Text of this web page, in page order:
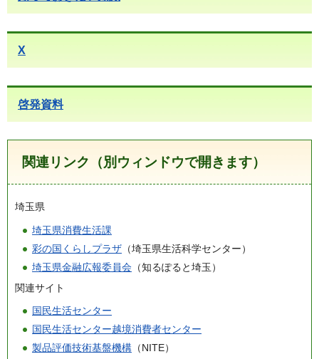
X
啓発資料
関連リンク（別ウィンドウで開きます）
埼玉県
埼玉県消費生活課
彩の国くらしプラザ （埼玉県生活科学センター）
埼玉県金融広報委員会 （知るぽると埼玉）
関連サイト
国民生活センター
国民生活センター越境消費者センター
製品評価技術基盤機構 （NITE）